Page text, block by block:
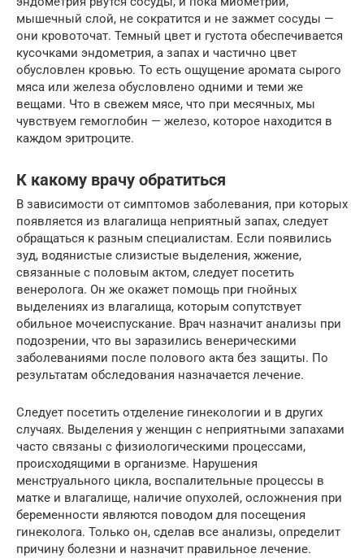
мышечный слой, не сократится и не зажмет сосуды —
они кровоточат. Темный цвет и густота обеспечивается
кусочками эндометрия, а запах и частично цвет
обусловлен кровью. То есть ощущение аромата сырого
мяса или железа обусловлено одними и теми же
вещами. Что в свежем мясе, что при месячных, мы
чувствуем гемоглобин — железо, которое находится в
каждом эритроците.
К какому врачу обратиться
В зависимости от симптомов заболевания, при которых
появляется из влагалища неприятный запах, следует
обращаться к разным специалистам. Если появились
зуд, водянистые слизистые выделения, жжение,
связанные с половым актом, следует посетить
венеролога. Он же окажет помощь при гнойных
выделениях из влагалища, которым сопутствует
обильное мочеиспускание. Врач назначит анализы при
подозрении, что вы заразились венерическими
заболеваниями после полового акта без защиты. По
результатам обследования назначается лечение.
Следует посетить отделение гинекологии и в других
случаях. Выделения у женщин с неприятными запахами
часто связаны с физиологическими процессами,
происходящими в организме. Нарушения
менструального цикла, воспалительные процессы в
матке и влагалище, наличие опухолей, осложнения при
беременности являются поводом для посещения
гинеколога. Только он, сделав все анализы, определит
причину болезни и назначит правильное лечение.